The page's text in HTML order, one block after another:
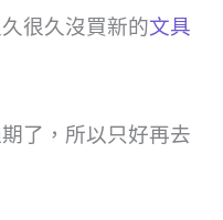
很久沒買新的文具
了，所以只好再去